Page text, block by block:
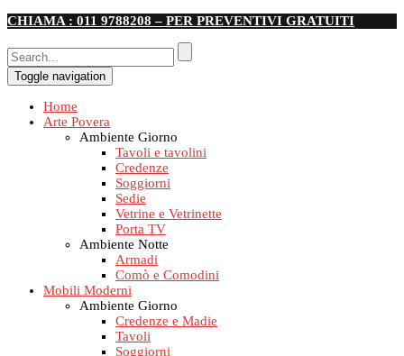
CHIAMA : 011 9788208 – PER PREVENTIVI GRATUITI
Toggle navigation
Home
Arte Povera
Ambiente Giorno
Tavoli e tavolini
Credenze
Soggiorni
Sedie
Vetrine e Vetrinette
Porta TV
Ambiente Notte
Armadi
Comò e Comodini
Mobili Moderni
Ambiente Giorno
Credenze e Madie
Tavoli
Soggiorni